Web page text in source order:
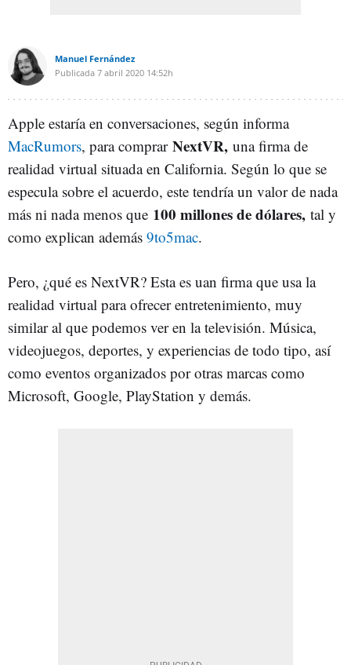
Manuel Fernández
Publicada 7 abril 2020 14:52h
Apple estaría en conversaciones, según informa
MacRumors, para comprar NextVR, una firma de
realidad virtual situada en California. Según lo que se
especula sobre el acuerdo, este tendría un valor de nada
más ni nada menos que 100 millones de dólares, tal y
como explican además 9to5mac.
Pero, ¿qué es NextVR? Esta es uan firma que usa la
realidad virtual para ofrecer entretenimiento, muy
similar al que podemos ver en la televisión. Música,
videojuegos, deportes, y experiencias de todo tipo, así
como eventos organizados por otras marcas como
Microsoft, Google, PlayStation y demás.